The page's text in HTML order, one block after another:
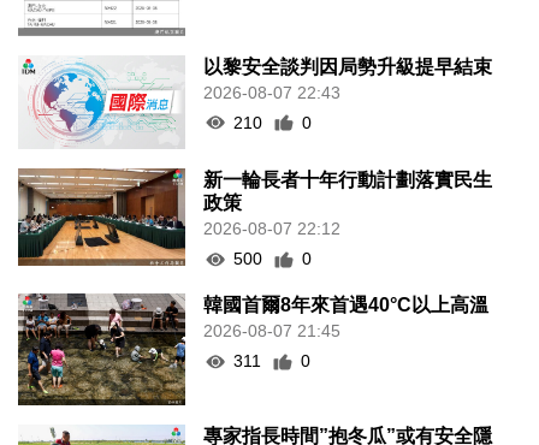
以黎安全談判因局勢升級提早結束
2026-08-07 22:43
210
0
新一輪長者十年行動計劃落實民生
政策
2026-08-07 22:12
500
0
韓國首爾8年來首遇40°C以上高溫
2026-08-07 21:45
311
0
專家指長時間”抱冬瓜”或有安全隱